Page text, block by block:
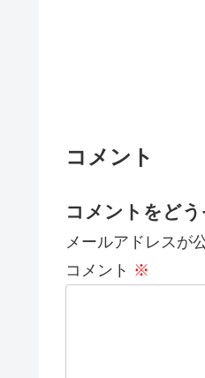
コメント
コメントをど
メールアドレスが
コメント ※